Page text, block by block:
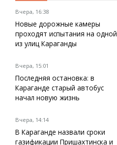
Вчера, 16:38
Новые дорожные камеры
проходят испытания на одной
из улиц Караганды
Вчера, 15:01
Последняя остановка: в
Караганде старый автобус
начал новую жизнь
Вчера, 14:14
В Караганде назвали сроки
газификации Пришахтинска и